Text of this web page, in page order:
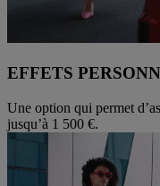
EFFETS
Une option qui permet
jusqu’à 1 500 €.